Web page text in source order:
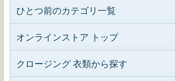
ひとつ前のカテゴリ一覧
オンラインストア トップ
クロージング 衣類から探す